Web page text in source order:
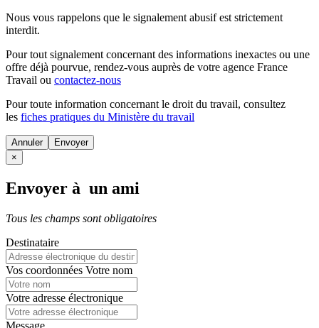
Nous vous rappelons que le signalement abusif est strictement
interdit.
Pour tout signalement concernant des informations inexactes ou une
offre déjà pourvue, rendez-vous auprès de votre agence France
Travail ou contactez-nous
Pour toute information concernant le droit du travail, consultez
les fiches pratiques du Ministère du travail
Annuler
×
Envoyer à un ami
Tous les champs sont obligatoires
Destinataire
Vos coordonnées Votre nom
Votre adresse électronique
Message